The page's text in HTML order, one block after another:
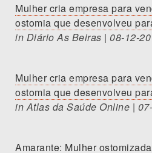
Mulher cria empresa para
ostomia que desenvolveu
in Diário As Beiras | 08-12-
Mulher cria empresa para
ostomia que desenvolveu
in Atlas da Saúde Online |
Amarante: Mulher